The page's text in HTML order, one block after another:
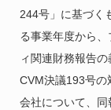
244号」に基づく
る事業年度から
ィ関連財務報告
CVM決議193号の
会社について、同